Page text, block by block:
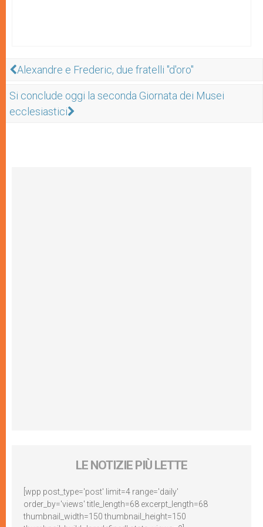
Alexandre e Frederic, due fratelli "d'oro"
Si conclude oggi la seconda Giornata dei Musei
ecclesiastici
LE NOTIZIE PIÙ LETTE
[wpp post_type='post' limit=4 range='daily'
order_by='views' title_length=68 excerpt_length=68
thumbnail_width=150 thumbnail_height=150